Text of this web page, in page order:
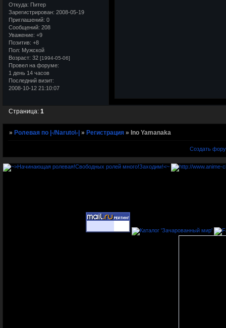
Откуда: Питер
Зарегистрирован: 2008-05-19
Приглашений: 0
Сообщений: 208
Уважение: +9
Позитив: +8
Пол: Мужской
Возраст: 32 [1994-05-06]
Провел на форуме:
1 день 14 часов
Последний визит:
2008-10-12 21:10:07
Страница:1
» Ролевая по |-/Naruto\-| » Регистрация » Ino Yamanaka
Создать